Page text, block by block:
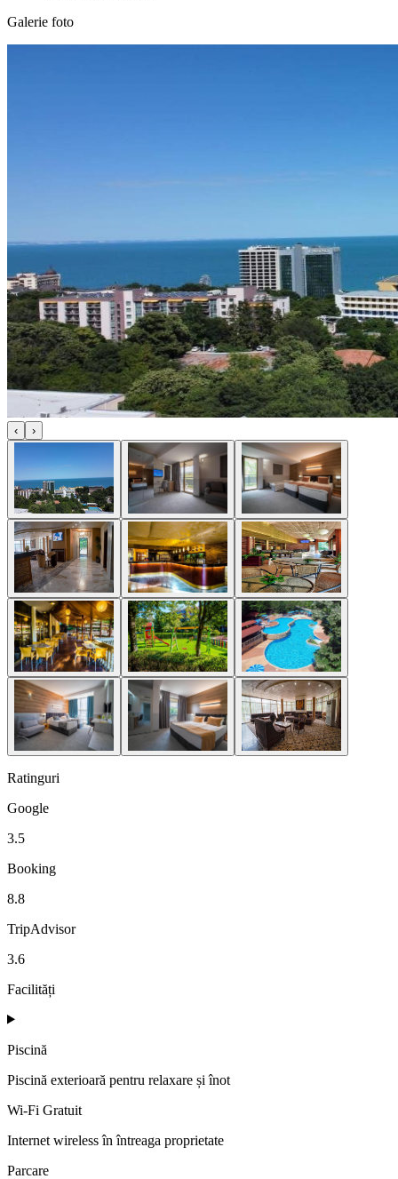
Galerie foto
‹ ›
Ratinguri
Google
3.5
Booking
8.8
TripAdvisor
3.6
Facilități
Piscină
Piscină exterioară pentru relaxare și înot
Wi-Fi Gratuit
Internet wireless în întreaga proprietate
Parcare